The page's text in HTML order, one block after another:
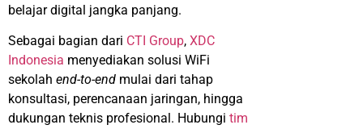
belajar digital jangka panjang.
Sebagai bagian dari CTI Group, XDC
Indonesia menyediakan solusi WiFi
sekolah end-to-end mulai dari tahap
konsultasi, perencanaan jaringan, hingga
dukungan teknis profesional. Hubungi tim